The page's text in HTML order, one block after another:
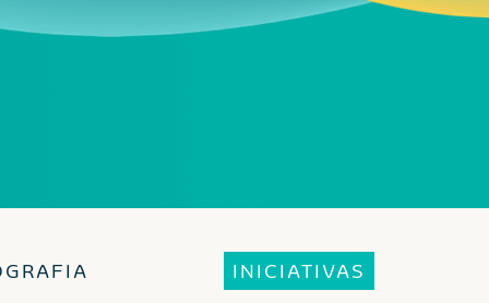
INICIATIVAS